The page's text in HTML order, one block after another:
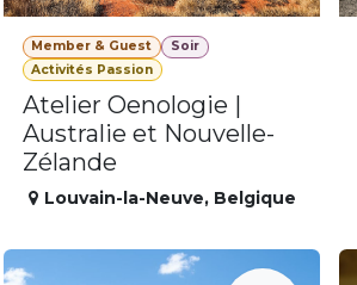
Member & Guest
Soir
Activités Passion
Atelier Oenologie |
Australie et Nouvelle-
Zélande
Louvain-la-Neuve, Belgique